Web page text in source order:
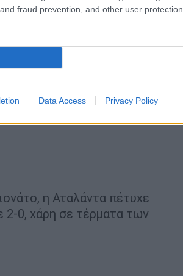
fraud prevention, and other user protection.
Data Access Privacy Policy
η Αταλάντα πέτυχε
2-0, χάρη σε τέρματα των